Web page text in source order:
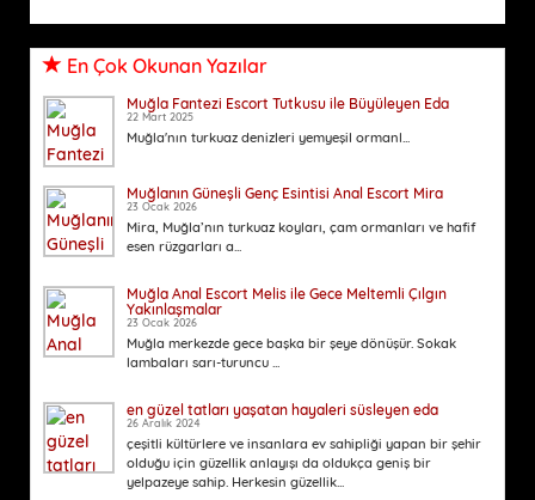
En Çok Okunan Yazılar
Muğla Fantezi Escort Tutkusu ile Büyüleyen Eda
22 Mart 2025
Muğla'nın turkuaz denizleri yemyeşil ormanl...
Muğlanın Güneşli Genç Esintisi Anal Escort Mira
23 Ocak 2026
Mira, Muğla’nın turkuaz koyları, çam ormanları ve hafif
esen rüzgarları a...
Muğla Anal Escort Melis ile Gece Meltemli Çılgın
Yakınlaşmalar
23 Ocak 2026
Muğla merkezde gece başka bir şeye dönüşür. Sokak
lambaları sarı-turuncu ...
en güzel tatları yaşatan hayaleri süsleyen eda
26 Aralık 2024
çeşitli kültürlere ve insanlara ev sahipliği yapan bir şehir
olduğu için güzellik anlayışı da oldukça geniş bir
yelpazeye sahip. Herkesin güzellik...